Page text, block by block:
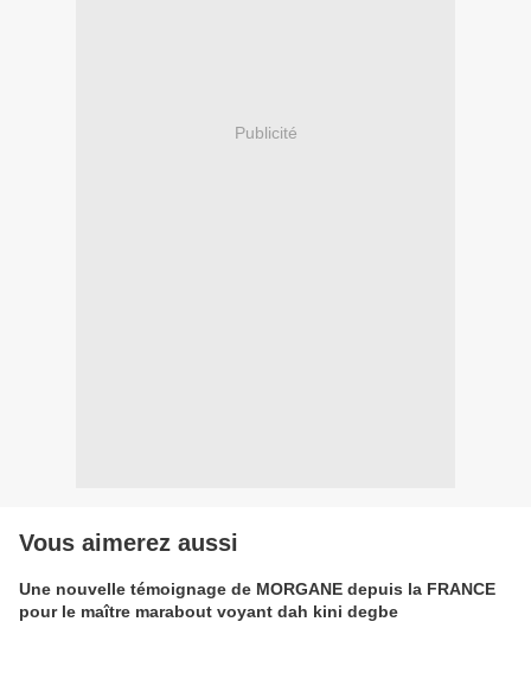
Publicité
Vous aimerez aussi
Une nouvelle témoignage de MORGANE depuis la FRANCE
pour le maître marabout voyant dah kini degbe